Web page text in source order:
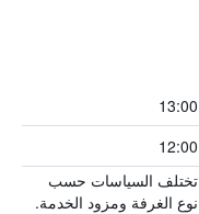
13:00
12:00
تختلف السياسات حسب
نوع الغرفة ومزود الخدمة.